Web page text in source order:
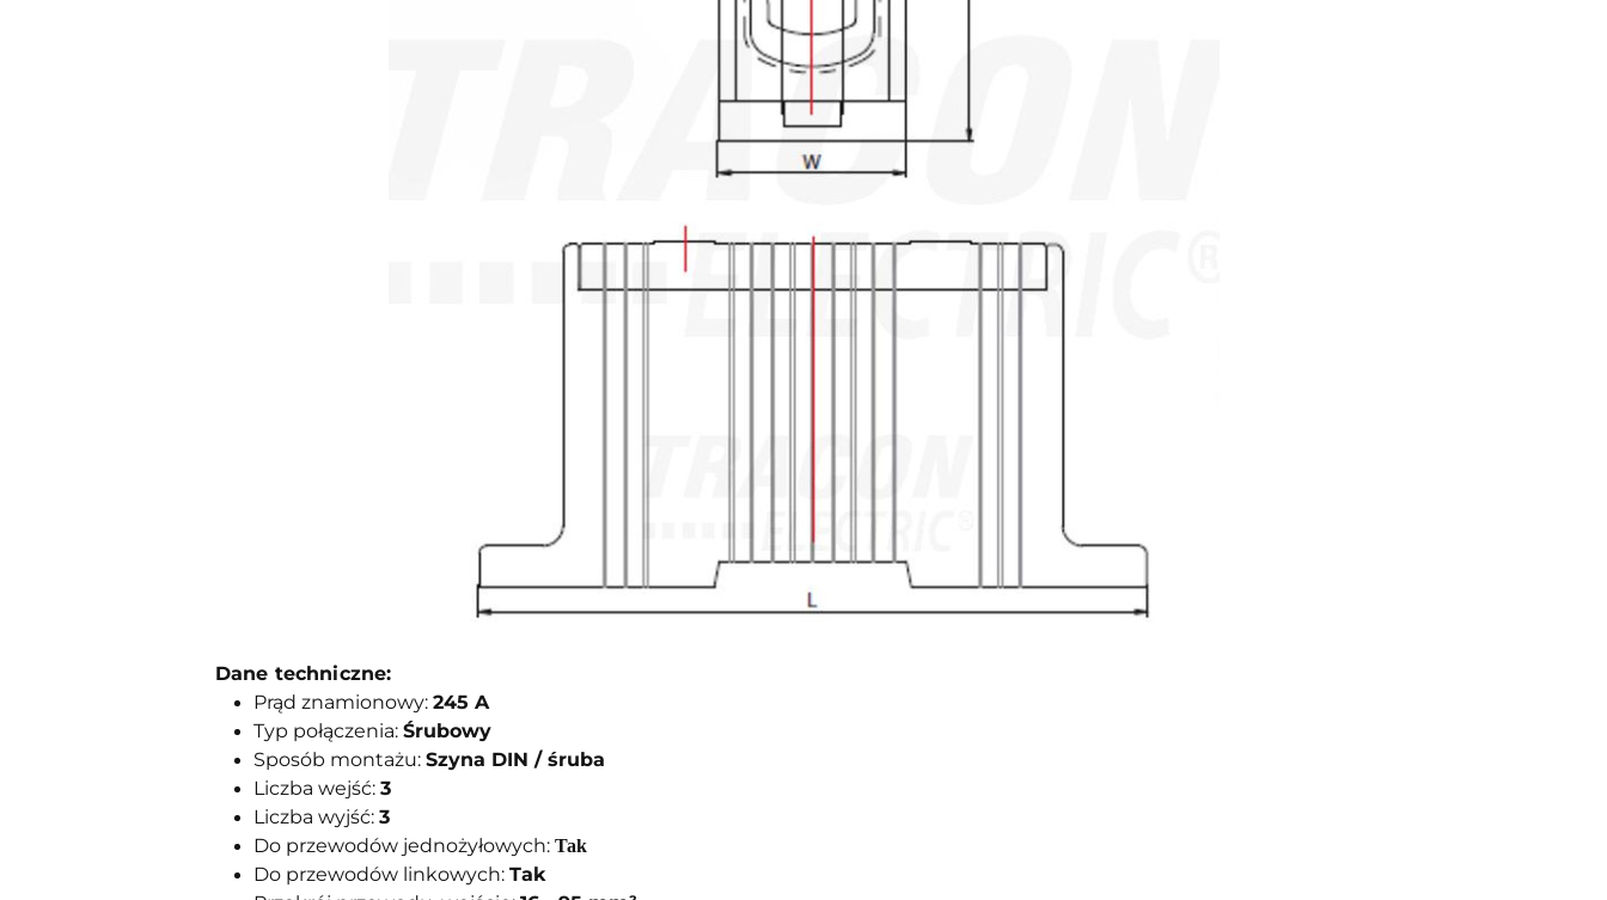
Dane techniczne:
Prąd znamionowy: 245 A
Typ połączenia: Śrubowy
Sposób montażu: Szyna DIN / śruba
Liczba wejść: 3
Liczba wyjść: 3
Do przewodów jednożyłowych: Tak
Do przewodów linkowych: Tak